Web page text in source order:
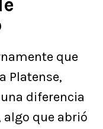
que
Platense,
diferencia
que abrió